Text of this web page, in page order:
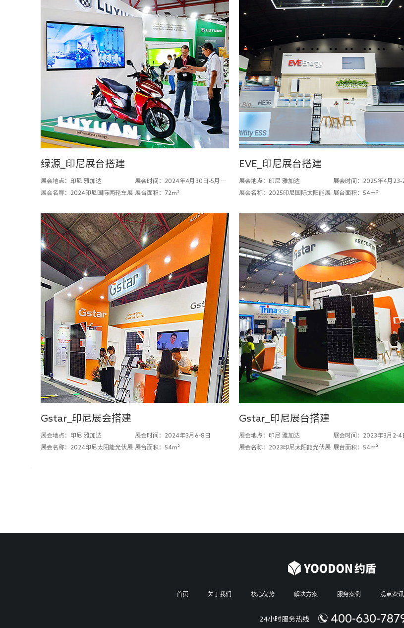
绿源_印尼展台搭建
展会地点：印尼 雅加达
展会时间：2024年4月30日-5月4日
展会名称：2024印尼国际两轮车展 展台面积：72m²
EVE_印尼展台搭建
展会地点：印尼 雅加达
展会时间：2025年4月23-
展会名称：2025印尼国际太阳能展 展台面积：54m²
Gstar_印尼展会搭建
展会地点：印尼 雅加达
展会时间：2024年3月6-8日
展会名称：2024印尼太阳能光伏展 展台面积：54m²
Gstar_印尼展台搭建
展会地点：印尼 雅加达
展会时间：2023年3月2-4
展会名称：2023印尼太阳能光伏展 展台面积：54m²
首页 关于我们 核心优势 解决方案 服务案例 观点资讯
24小时服务热线 400-630-